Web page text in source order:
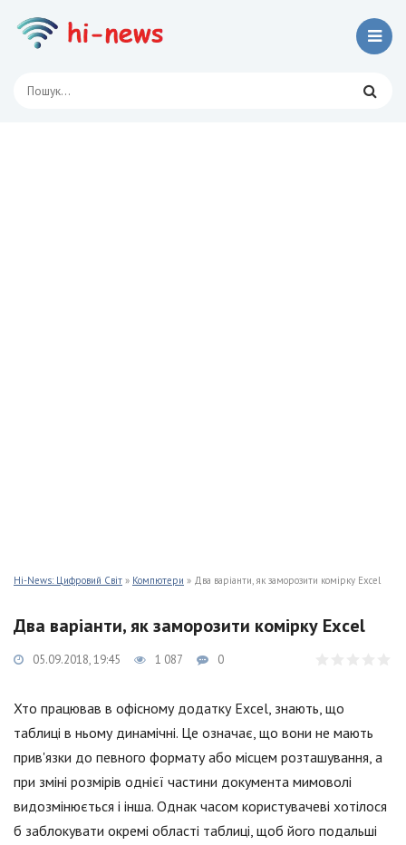
Hi-News: Цифровий Світ » Компютери » Два варіанти, як заморозити комірку Excel
Два варіанти, як заморозити комірку Excel
05.09.2018, 19:45 1 087 0
Хто працював в офісному додатку Excel, знають, що
таблиці в ньому динамічні. Це означає, що вони не мають
прив'язки до певного формату або місцем розташування, а
при зміні розмірів однієї частини документа мимоволі
видозмінюється і інша. Однак часом користувачеві хотілося
б заблокувати окремі області таблиці, щоб його подальші